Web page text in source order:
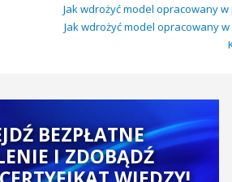
Jak wdrożyć model opracowany
Jak wdrożyć model opracowany
BEZPŁATNE
I ZDOBĄDŹ